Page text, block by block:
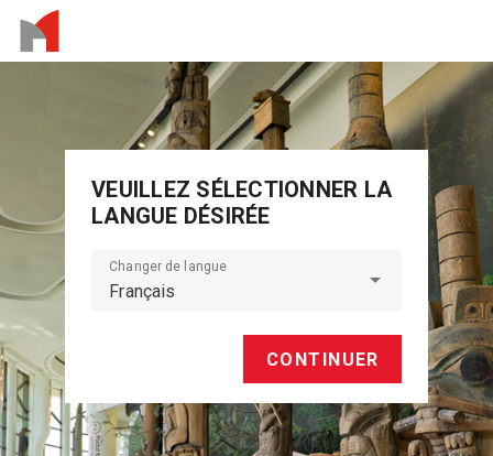
VEUILLEZ SÉLECTIONNER LA
LANGUE DÉSIRÉE
Changer de langue
Français
CONTINUER